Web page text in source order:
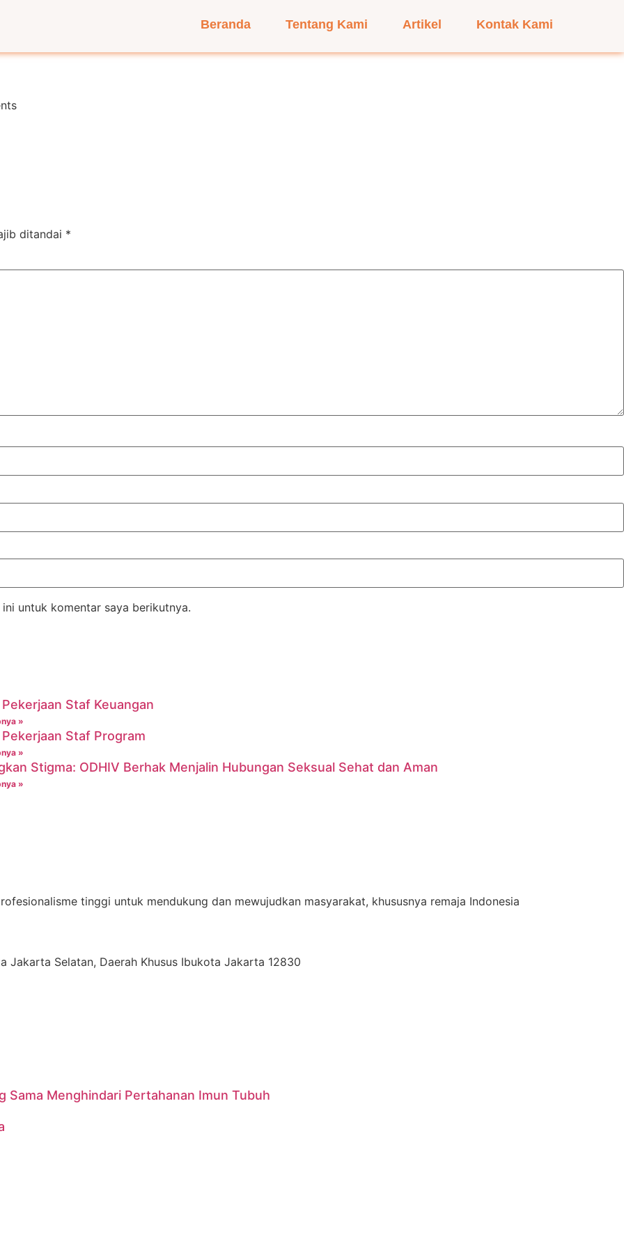
Beranda Tentang Kami Artikel Kontak Kami
ditandai *
untuk komentar saya berikutnya.
Staf Keuangan
»
Staf Program
»
Stigma: ODHIV Berhak Menjalin Hubungan Seksual Sehat dan Aman
»
tinggi untuk mendukung dan mewujudkan masyarakat, khususnya remaja Indonesia
Jakarta Selatan, Daerah Khusus Ibukota Jakarta 12830
Sama Menghindari Pertahanan Imun Tubuh